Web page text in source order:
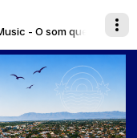
dos oceanos / Avalie a